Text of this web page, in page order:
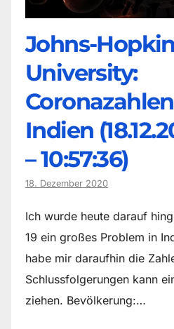
Johns-
University:
Indien
– 10:57:36)
18. Dezember 2020
Ich wurde heute darauf
19 ein großes Problem in
habe mir daraufhin die
Schlussfolgerungen kann
ziehen. Bevölkerung:…